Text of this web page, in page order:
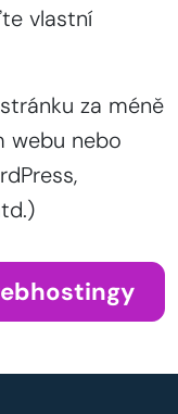
vlastní
za méně
webu nebo